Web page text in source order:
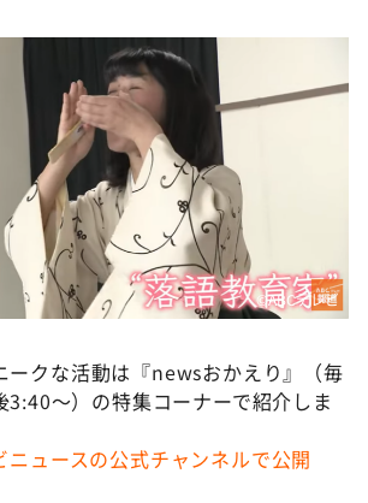
©ABCテレビ
ークな活動は『newsおかえり』（毎
3:40〜）の特集コーナーで紹介しま
ニュースの公式チャンネルで公開